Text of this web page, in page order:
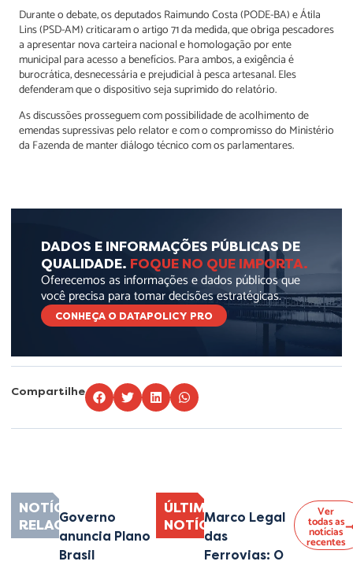
Durante o debate, os deputados Raimundo Costa (PODE-BA) e Átila
Lins (PSD-AM) criticaram o artigo 71 da medida, que obriga pescadores
a apresentar nova carteira nacional e homologação por ente
municipal para acesso a benefícios. Para ambos, a exigência é
burocrática, desnecessária e prejudicial à pesca artesanal. Eles
defenderam que o dispositivo seja suprimido do relatório.
As discussões prosseguem com possibilidade de acolhimento de
emendas supressivas pelo relator e com o compromisso do Ministério
da Fazenda de manter diálogo técnico com os parlamentares.
DADOS E INFORMAÇÕES PÚBLICAS DE
QUALIDADE. FOQUE NO QUE IMPORTA.
Oferecemos as informações e dados públicos que
você precisa para tomar decisões estratégicas.
CONHEÇA O DATAPOLICY PRO
Compartilhe
NOTÍCIAS
RELACIONADAS
Governo
anuncia Plano
Brasil
ÚLTIMAS
NOTÍCIASMarco Legal
das
Ferrovias: O
Ver
todas as
notícias
recentes